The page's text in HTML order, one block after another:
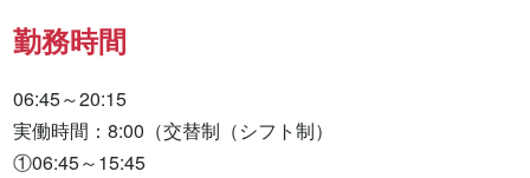
勤務時間
06:45～20:15
実働時間：8:00（交替制（シフト制）
①06:45～15:45